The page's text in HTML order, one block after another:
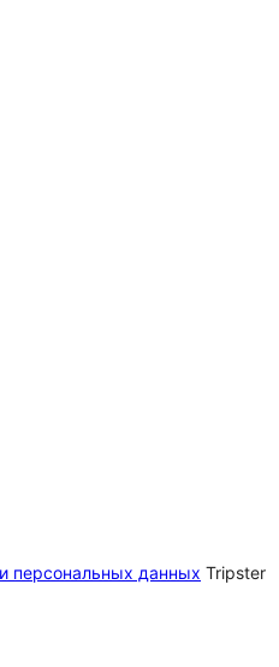
персональных данных Tripster